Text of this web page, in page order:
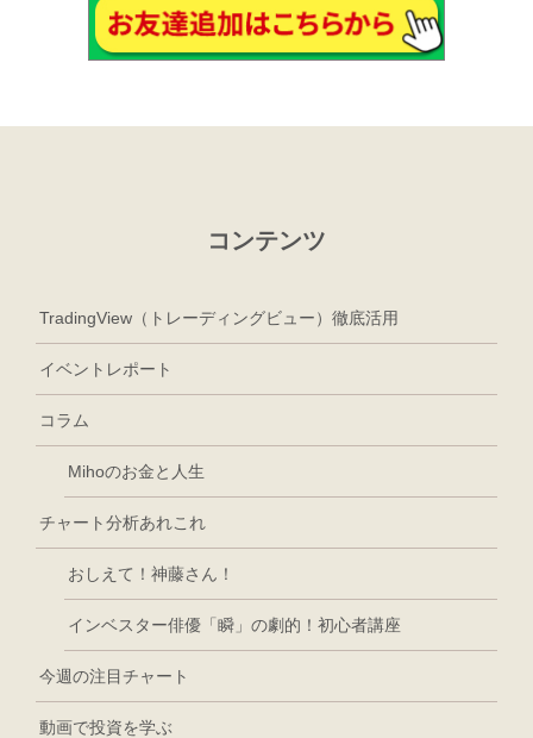
コンテンツ
TradingView（トレーディングビュー）徹底活用
イベントレポート
コラム
Mihoのお金と人生
チャート分析あれこれ
おしえて！神藤さん！
インベスター俳優「瞬」の劇的！初心者講座
今週の注目チャート
動画で投資を学ぶ